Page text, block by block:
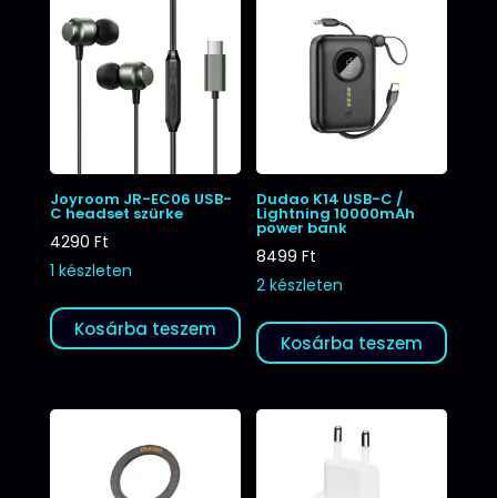
Joyroom JR-EC06 USB-
C headset szürke
4290 Ft
1 készleten
Kosárba teszem
Dudao K14 USB-C /
Lightning 10000mAh
power bank
8499Ft
2 készleten
Kosárba teszem